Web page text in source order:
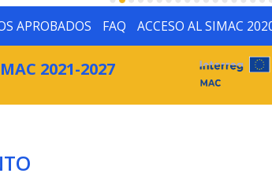
APROBADOS FAQ ACCESO AL SIMAC
MAC 2021-2027